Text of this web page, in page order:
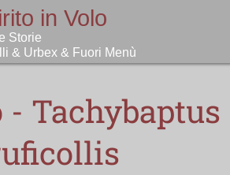
Tachybaptus